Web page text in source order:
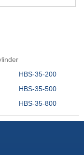
HBS-35-200
HBS-35-500
HBS-35-800